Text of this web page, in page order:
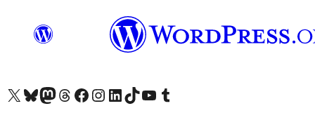
Visiteu el nostre compte X (abans Twitter)
Visiteu el nostre compte de Bluesky
Visiteu el nostre compte al Mastodon
Visiteu el nostre compte de Threads
Visiteu la nostra pàgina al Facebook
Visiteu el nostre compte d'Instagram
Visiteu el nostre compte de LinkedIn
Visiteu el nostre compte de TikTok
Visiteu el nostre canal al YouTube
Visiteu el nostre compte de Tumblr